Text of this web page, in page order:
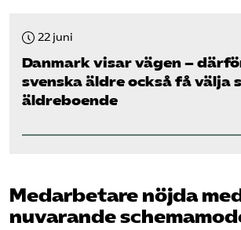
22 juni
Danmark visar vägen –
svenska äldre också få välja
äldreboende
Medarbetare nöjda
nuvarande